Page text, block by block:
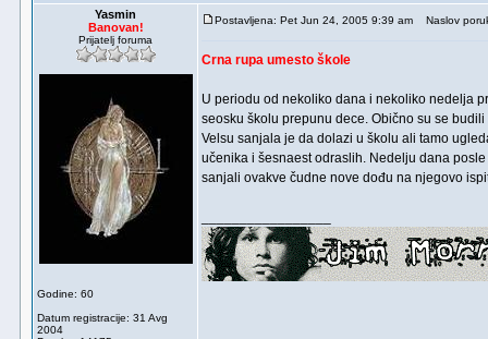
Yasmin
Banovan!
Prijatelj foruma
Godine: 60
Datum registracije: 31 Avg
2004
Postavljena: Pet Jun 24, 2005 9:39 am Naslov
Crna rupa umesto škole
U periodu od nekoliko dana i nekoliko nedelja
seosku školu prepunu dece. Obično su se
Velsu sanjala je da dolazi u školu ali tamo
učenika i šesnaest odraslih. Nedelju dana
sanjali ovakve čudne nove dođu na njegovo